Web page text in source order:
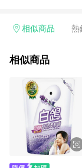
單，皆不在點數回
球嚴選、商城、專案
回饋。 5. 點數回饋
實際回饋請依LINE
ETMall站內之折扣
券等)，不具點數回
顯示為準。 7. LINE
殊活動時開放「回
計算，並依訂單成
8. LINE購物為購物
相似商品 熱
相似商品